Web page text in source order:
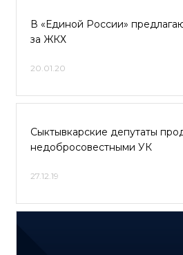
В «Единой России»
за ЖКХ
20.01.20
Сыктывкарские депутаты
недобросовестными УК
27.12.19